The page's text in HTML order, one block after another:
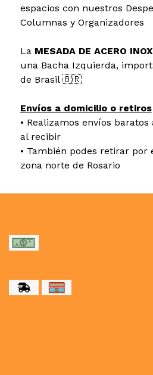
espacios con nuestros
Columnas y Organizadores
La MESADA DE ACERO
una Bacha Izquierda,
de Brasil 🇧🇷
Envíos a domicilio o retiros
• Realizamos envíos
al recibir
• También podes retirar por
zona norte de Rosario